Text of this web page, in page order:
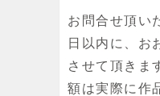
お問合せ頂い
日以内に、お
させて頂きま
額は実際に作